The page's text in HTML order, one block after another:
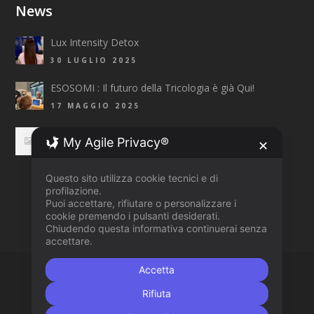
News
Lux Intensity Detox
30 LUGLIO 2025
ESOSOMI : Il futuro della Tricologia è già Qui!
17 MAGGIO 2025
Top Fashion Trends 2025 Primavera/Estate
3 APRILE 2025
COPYRIGHT 2015 © AN AZTEC DESIGN CLINIK
CHI SIAMO LISTINO NEWS
My Agile Privacy® ✕
Questo sito utilizza cookie tecnici e di
profilazione.
Puoi accettare, rifiutare o personalizzare i
cookie premendo i pulsanti desiderati.
Chiudendo questa informativa continuerai senza
accettare.
Accetta
Rifiuta